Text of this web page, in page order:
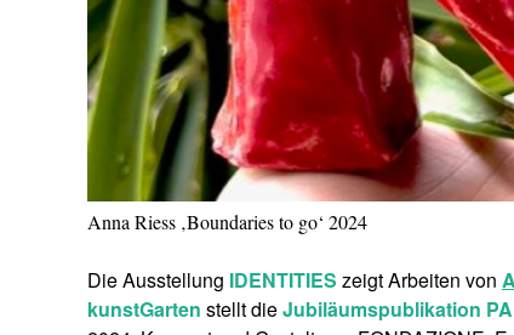
Anna Riess ‚Boundaries to go‘ 2024
Die Ausstellung IDENTITIES zeigt Arbeiten von
kunstGarten stellt dieJubiläumspublikation